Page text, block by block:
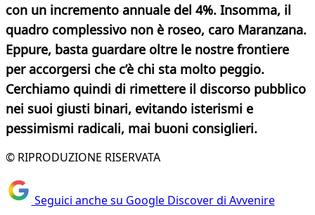
con un incremento annuale del 4%. Insomma, il
quadro complessivo non è roseo, caro Maranzana.
Eppure, basta guardare oltre le nostre frontiere
per accorgersi che c’è chi sta molto peggio.
Cerchiamo quindi di rimettere il discorso pubblico
nei suoi giusti binari, evitando isterismi e
pessimismi radicali, mai buoni consiglieri.
© RIPRODUZIONE RISERVATA
Seguici anche su Google Discover di Avvenire